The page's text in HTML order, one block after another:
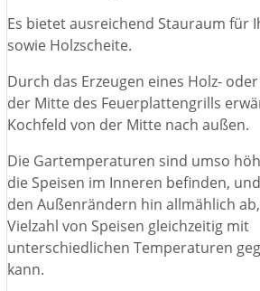
Es bietet ausreichend Stauraum für
sowie Holzscheite.
Durch das Erzeugen eines Holz-
der Mitte des Feuerplattengrills
Kochfeld von der Mitte nach außen.
Die Gartemperaturen sind umso
die Speisen im Inneren befinden,
den Außenrändern hin allmählich
Vielzahl von Speisen gleichzeitig mit
unterschiedlichen Temperaturen
kann.